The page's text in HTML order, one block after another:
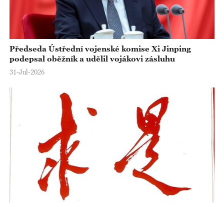
Předseda Ústřední vojenské komise Xi Jinping
podepsal oběžník a udělil vojákovi zásluhu
31-Jul-2026